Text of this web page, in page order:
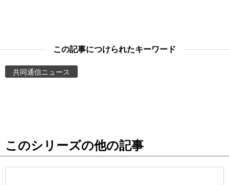
東京
この記事につけられたキーワード
共同通信ニュース
このシリーズの他の記事